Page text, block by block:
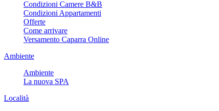
Condizioni Camere B&B
Condizioni Appartamenti
Offerte
Come arrivare
Versamento Caparra Online
Ambiente
Ambiente
La nuova SPA
Località